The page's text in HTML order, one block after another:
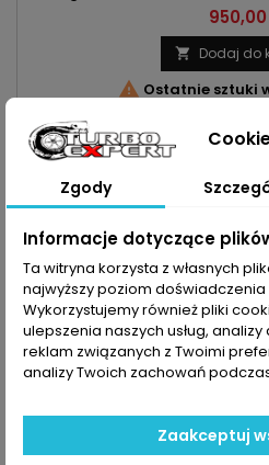
2200ccm 2.2HDI MOC: 94kW/
UWAGA: Kolektor nie posiada
spalin
Cena
950,00
 Dodaj do
 Ostatnie sztuki
INDEKS:
TURBO CITROEN
Zgody
Informacje dotyczące
Ta witryna korzysta z własnych
najwyższy poziom doświadczenia
Wykorzystujemy również pliki
ulepszenia naszych usług,
reklam związanych z Twoimi
analizy Twoich zachowań
Zaakceptuj